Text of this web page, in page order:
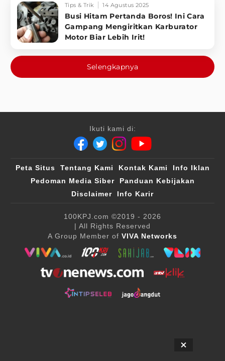
Tips & Trik 14 Agustus 2025
Busi Hitam Pertanda Boros! Ini Cara
Gampang Mengiritkan Karburator
Motor Biar Lebih Irit!
Selengkapnya
Ikuti kami di:
Peta Situs Tentang Kami Kontak Kami
Info Iklan
Pedoman Media Siber
Panduan Kebijakan
Disclaimer
Info Karir
100KPJ.com ©2019 - 2026
| All Rights Reserved
A Group Member of VIVA Networks